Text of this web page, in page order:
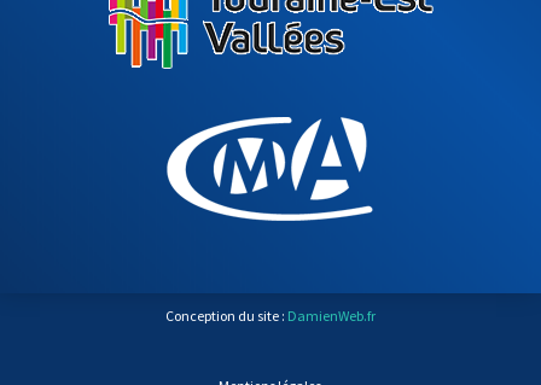
Conception du site : DamienWeb.fr